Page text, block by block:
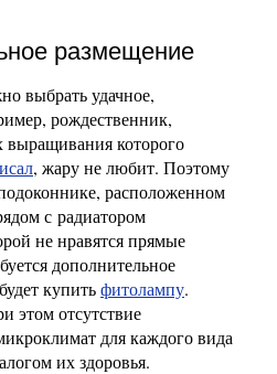
размещение
выбрать удачное,
рождественник,
выращивания которого
, жару не любит. Поэтому
расположенном
с радиатором
не нравятся прямые
дополнительное
купитьфитолампу.
этом отсутствие
для каждого вида
их здоровья.